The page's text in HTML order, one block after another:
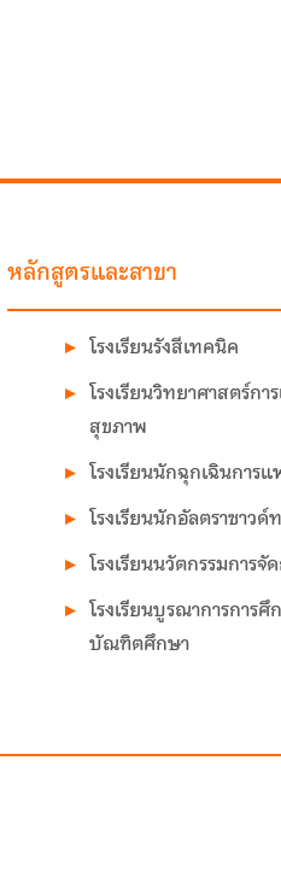
หลักสูตรและสาขา
โรงเรียนรังสีเทคนิค
โรงเรียนวิทยาศาสตร์กา
สุขภาพ
โรงเรียนนักฉุกเฉินการ
โรงเรียนนักอัลตราซาว
โรงเรียนนวัตกรรมการ
โรงเรียนบูรณาการการ
บัณฑิตศึกษา